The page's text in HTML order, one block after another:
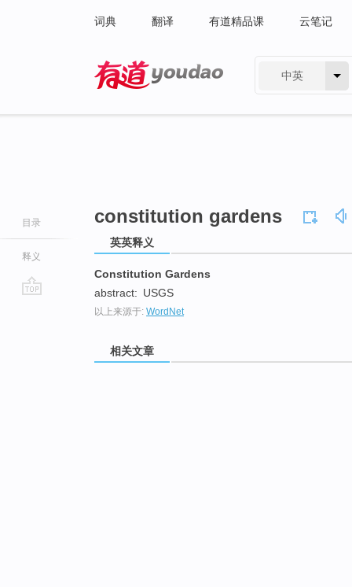
词典 翻译 有道精品课 云笔记
中英
目录
释义
constitution gardens
英英释义
Constitution Gardens
abstract: USGS
以上来源于: WordNet
相关文章